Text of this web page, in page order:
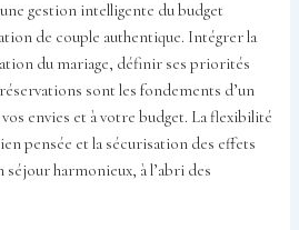
gestion intelligente du budget
de couple authentique. Intégrer la
du mariage, définir ses priorités
sont les fondements d’un
envies et à votre budget. La flexibilité
pensée et la sécurisation des effets
harmonieux, à l’abri des